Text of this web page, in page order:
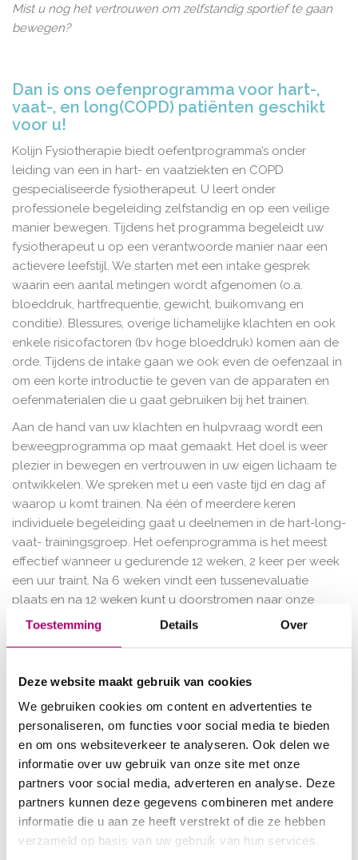
Toestemming Details Over
Deze website maakt gebruik van cookies
We gebruiken cookies om content en advertenties te
personaliseren, om functies voor social media te bieden
en om ons websiteverkeer te analyseren. Ook delen we
informatie over uw gebruik van onze site met onze
partners voor social media, adverteren en analyse. Deze
partners kunnen deze gegevens combineren met andere
informatie die u aan ze heeft verstrekt of die ze hebben
verzameld op basis van uw gebruik van hun services.
Mist u nog het vertrouwen om zelfstandig sportief te gaan
bewegen?
Dan is ons oefenprogramma voor hart-,
vaat-, en long(COPD) patiënten geschikt
voor u!
Kolijn Fysiotherapie biedt oefentprogramma’s onder
leiding van een in hart- en vaatziekten en COPD
gespecialiseerde fysiotherapeut. U leert onder
professionele begeleiding zelfstandig en op een veilige
manier bewegen. Tijdens het programma begeleidt uw
fysiotherapeut u op een verantwoorde manier naar een
actievere leefstijl. We starten met een intake gesprek
waarin een aantal metingen wordt afgenomen (o.a.
bloeddruk, hartfrequentie, gewicht, buikomvang en
conditie). Blessures, overige lichamelijke klachten en ook
enkele risicofactoren (bv hoge bloeddruk) komen aan de
orde. Tijdens de intake gaan we ook even de oefenzaal in
om een korte introductie te geven van de apparaten en
oefenmaterialen die u gaat gebruiken bij het trainen.
Aan de hand van uw klachten en hulpvraag wordt een
beweegprogramma op maat gemaakt. Het doel is weer
plezier in bewegen en vertrouwen in uw eigen lichaam te
ontwikkelen. We spreken met u een vaste tijd en dag af
waarop u komt trainen. Na één of meerdere keren
individuele begeleiding gaat u deelnemen in de hart-long-
vaat- trainingsgroep. Het oefenprogramma is het meest
effectief wanneer u gedurende 12 weken, 2 keer per week
een uur traint. Na 6 weken vindt een tussenevaluatie
plaats en na 12 weken kunt u doorstromen naar onze
beweeggroep. Dit is een groepje van maximaal
van o.a. uw bloeddruk en hartslag tijdens inspanning kan
Uw persoonlijke eigendommen kunt u opbergen in een
afsluitbaar kastje. Wij adviseren u gemakkelijke kleding en
(sport)schoenen te dragen.
VHVL
Kolijn Fysiotherapie is aangesloten bij de VHVL, de
Vereniging voor Hart-, Vaat- en Longaandoeningen. De
VHVL is de erkende vereniging voor fysiotherapeuten die